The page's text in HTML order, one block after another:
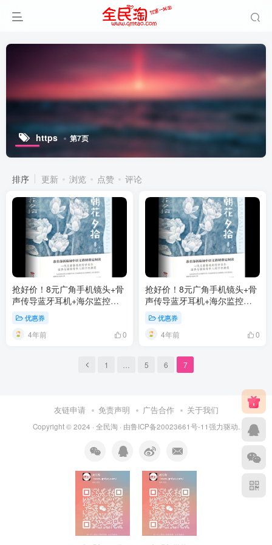
https 第7页
排序 更新 浏览 点赞 评论
抢好价！8元广角手机镜头+骨
声传导蓝牙耳机+海尔监控摄
像头+伊利低脂高钙奶粉
优惠券
4年前 0
抢好价！8元广角手机镜头+骨
声传导蓝牙耳机+海尔监控摄
像头+伊利低脂高钙奶粉
优惠券
4年前 0
1 … 5 6 7
友链申请 免责声明 广告合作 关于我们
Copyright © 2024 · 全民淘 · 由鲁ICP备20023661号-11强力驱动.